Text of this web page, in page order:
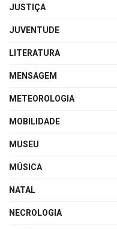
JUSTIÇA
JUVENTUDE
LITERATURA
MENSAGEM
METEOROLOGIA
MOBILIDADE
MUSEU
MÚSICA
NATAL
NECROLOGIA